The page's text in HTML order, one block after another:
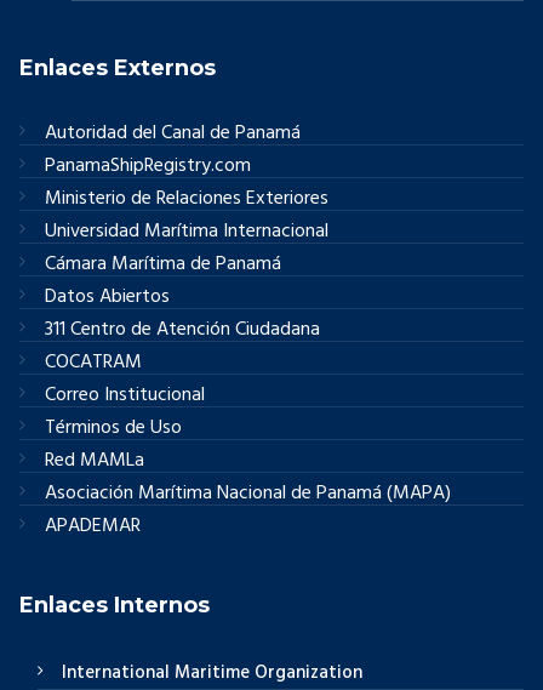
Enlaces Externos
Autoridad del Canal de Panamá
PanamaShipRegistry.com
Ministerio de Relaciones Exteriores
Universidad Marítima Internacional
Cámara Marítima de Panamá
Datos Abiertos
311 Centro de Atención Ciudadana
COCATRAM
Correo Institucional
Términos de Uso
Red MAMLa
Asociación Marítima Nacional de Panamá (MAPA)
APADEMAR
Enlaces Internos
International Maritime Organization